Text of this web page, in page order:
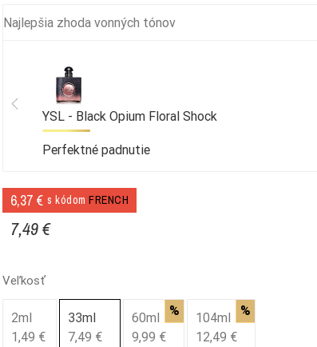
Najlepšia zhoda vonných tónov
YSL - Black Opium Floral Shock
Perfektné padnutie
6,37 € s kódom FRENCH
7,49 €
Veľkosť
2ml
1,49 €
33ml
7,49 €
60ml %
9,99 €
104ml %
12,49 €